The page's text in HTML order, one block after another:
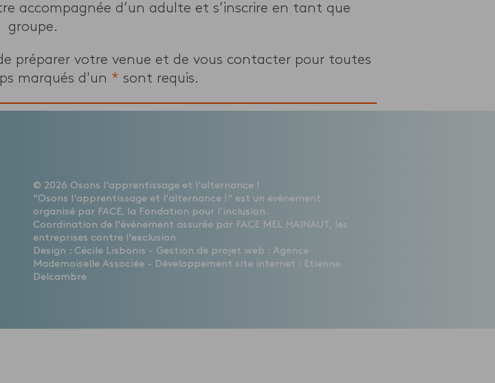
accompagnée d’un adulte et s’inscrire en tant que
groupe.
préparer votre venue et de vous contacter pour toutes
marqués d'un * sont requis.
© 2026 Osons l'apprentissage et l'alternance !
"Osons l'apprentissage et l'alternance !" est un évènement
organisé par FACE, la Fondation pour l’inclusion.
Coordination de l'évènement assurée par FACE MEL HAINAUT, les
entreprises contre l'exclusion
Design : Cécile Lisbonis - Gestion de projet web : Agence
Mademoiselle Associée - Développement site internet : Etienne
Delcambre